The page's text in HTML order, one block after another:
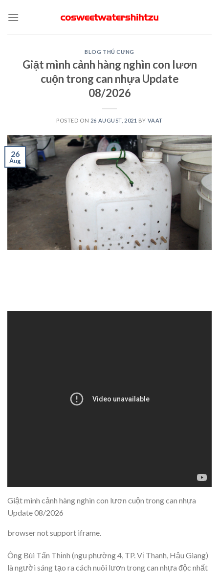
BLOG THÚ CƯNG
Giật mình cảnh hàng nghìn con lươn
cuộn trong can nhựa Update
08/2026
POSTED ON 26 AUGUST, 2021 BY VAAT
26
Aug
Giật mình cảnh hàng nghìn con lươn cuộn trong can nhựa
Update 08/2026
browser not support iframe.
Ông Bùi Tấn Thịnh (ngụ phường 4, TP. Vị Thanh, Hậu Giang)
là người sáng tạo ra cách nuôi lươn trong can nhựa độc nhất